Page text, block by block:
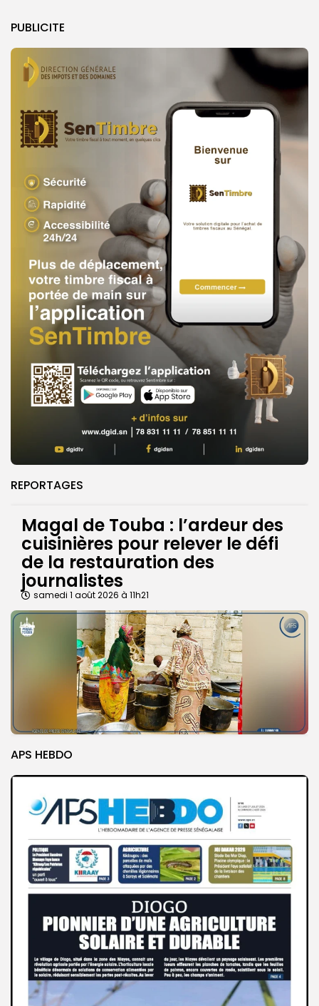
PUBLICITE
REPORTAGES
Magal de Touba : l’ardeur des
cuisinières pour relever le défi
de la restauration des
journalistes
samedi 1 août 2026 à 11h21
APS HEBDO